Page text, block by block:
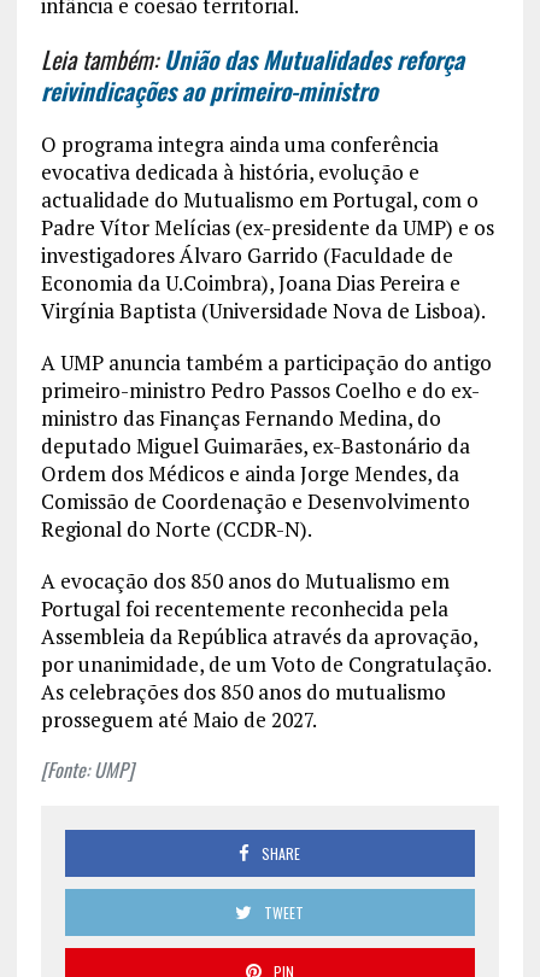
Leia também:União das Mutualidades reforça
reivindicações ao primeiro-ministro
O programa integra ainda uma conferência
evocativa dedicada à história, evolução e
actualidade do Mutualismo em Portugal, com o
Padre Vítor Melícias (ex-presidente da UMP) e os
investigadores Álvaro Garrido (Faculdade de
Economia da U.Coimbra), Joana Dias Pereira e
Virgínia Baptista (Universidade Nova de Lisboa).
A UMP anuncia também a participação do antigo
primeiro-ministro Pedro Passos Coelho e do ex-
ministro das Finanças Fernando Medina, do
deputado Miguel Guimarães, ex-Bastonário da
Ordem dos Médicos e ainda Jorge Mendes, da
Comissão de Coordenação e Desenvolvimento
Regional do Norte (CCDR-N).
A evocação dos 850 anos do Mutualismo em
Portugal foi recentemente reconhecida pela
Assembleia da República através da aprovação,
por unanimidade, de um Voto de Congratulação.
As celebrações dos 850 anos do mutualismo
prosseguem até Maio de 2027.
[Fonte: UMP]
SHARE
TWEET
PIN